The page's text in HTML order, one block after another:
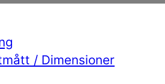
/ Dimensioner